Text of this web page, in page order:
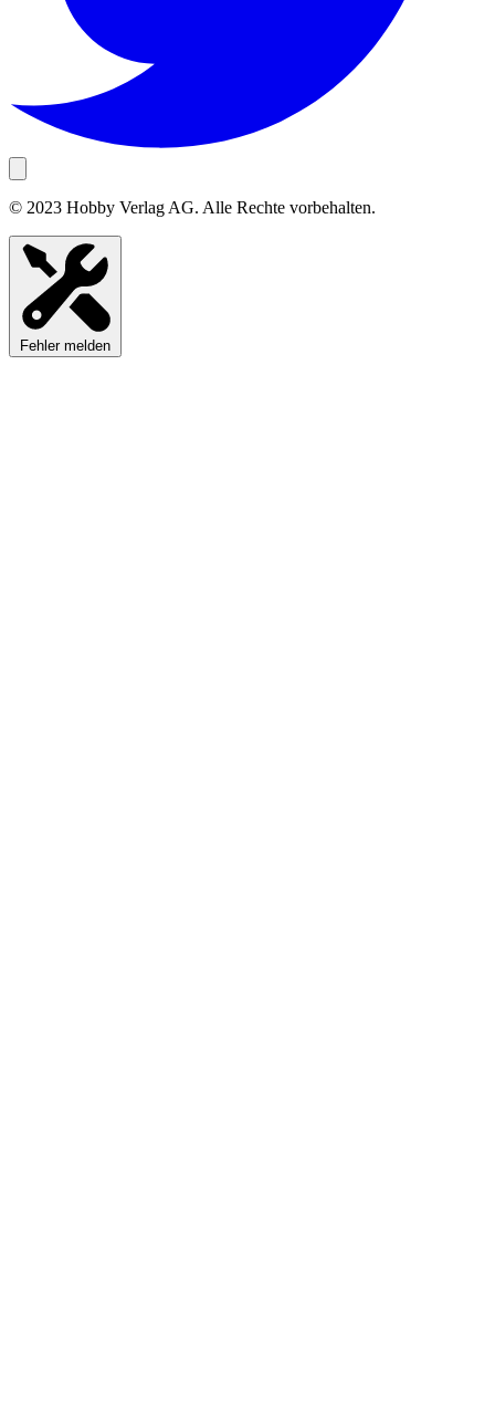
© 2023 Hobby Verlag AG. Alle Rechte vorbehalten.
Fehler melden